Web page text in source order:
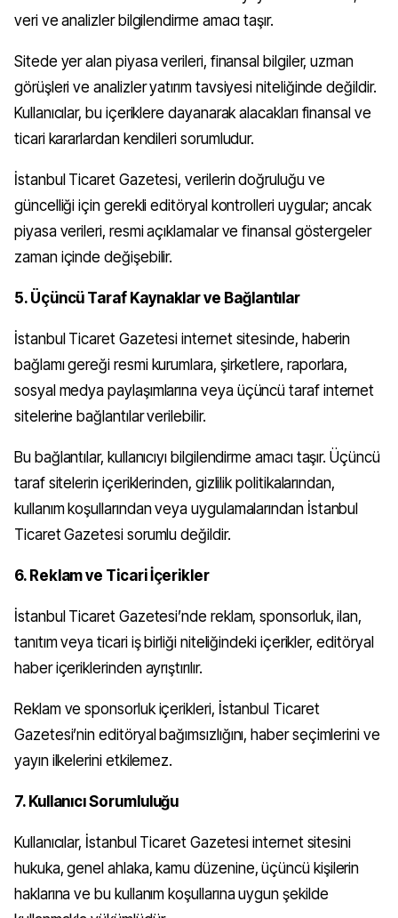
veri ve analizler bilgilendirme amacı taşır.
Sitede yer alan piyasa verileri, finansal bilgiler, uzman
görüşleri ve analizler yatırım tavsiyesi niteliğinde değildir.
Kullanıcılar, bu içeriklere dayanarak alacakları finansal ve
ticari kararlardan kendileri sorumludur.
İstanbul Ticaret Gazetesi, verilerin doğruluğu ve
güncelliği için gerekli editöryal kontrolleri uygular; ancak
piyasa verileri, resmi açıklamalar ve finansal göstergeler
zaman içinde değişebilir.
5. Üçüncü Taraf Kaynaklar ve Bağlantılar
İstanbul Ticaret Gazetesi internet sitesinde, haberin
bağlamı gereği resmi kurumlara, şirketlere, raporlara,
sosyal medya paylaşımlarına veya üçüncü taraf internet
sitelerine bağlantılar verilebilir.
Bu bağlantılar, kullanıcıyı bilgilendirme amacı taşır. Üçüncü
taraf sitelerin içeriklerinden, gizlilik politikalarından,
kullanım koşullarından veya uygulamalarından İstanbul
Ticaret Gazetesi sorumlu değildir.
6. Reklam ve Ticari İçerikler
İstanbul Ticaret Gazetesi’nde reklam, sponsorluk, ilan,
tanıtım veya ticari iş birliği niteliğindeki içerikler, editöryal
haber içeriklerinden ayrıştırılır.
Reklam ve sponsorluk içerikleri, İstanbul Ticaret
Gazetesi’nin editöryal bağımsızlığını, haber seçimlerini ve
yayın ilkelerini etkilemez.
7. Kullanıcı Sorumluluğu
Kullanıcılar, İstanbul Ticaret Gazetesi internet sitesini
hukuka, genel ahlaka, kamu düzenine, üçüncü kişilerin
haklarına ve bu kullanım koşullarına uygun şekilde